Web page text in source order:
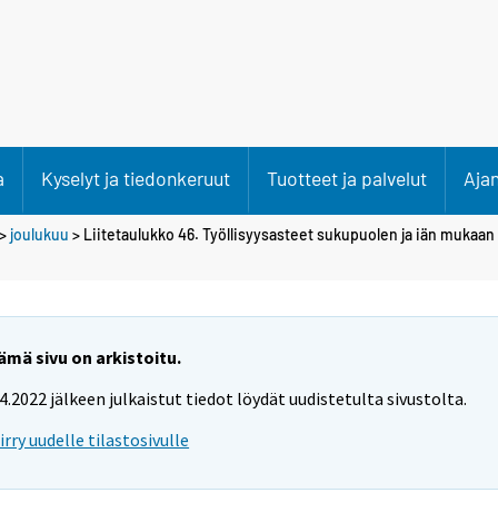
Kyselyt ja tiedonkeruut Tuotteet ja palvelut
joulukuu > Liitetaulukko 46. Työllisyysasteet sukupuolen ja iän mukaan
sivu on arkistoitu.
jälkeen julkaistut tiedot löydät uudistetulta sivustolta.
uudelle tilastosivulle